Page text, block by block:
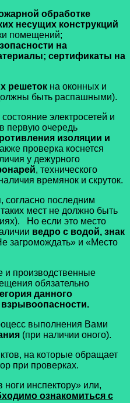
обработке
несущих конструкций
помещений;
на
сертификаты на
решеток на оконных и
быть распашными).
электросетей и
первую очередь
изоляции и
проверка коснется
у дежурного
, технического
времянок и скруток.
согласно последним
мест не должно быть
Но если это место
ведро с водой, знак
загромождать» и «Место
и производственные
обязательно
данного
выполнения Вами
(при наличии оного).
на которые обращает
при проверках.
инспектору» или,
ознакомиться с